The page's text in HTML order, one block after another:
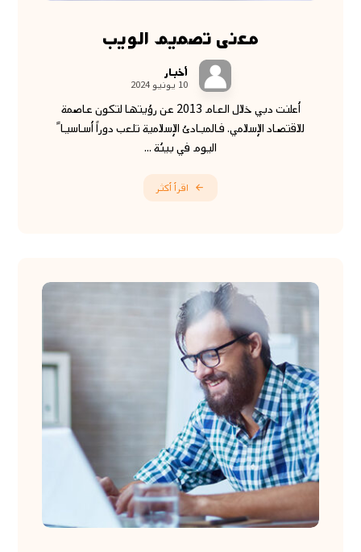
معنى تصميم الويب
أخبار
10 يونيو 2024
أعلنت دبي خلال العام 2013 عن رؤيتها لتكون عاصمة
للاقتصاد الإسلامي. فالمبادئ الإسلامية تلعب دوراً أساسيا ً
اليوم في بيئة ...
اقرأ أكثر